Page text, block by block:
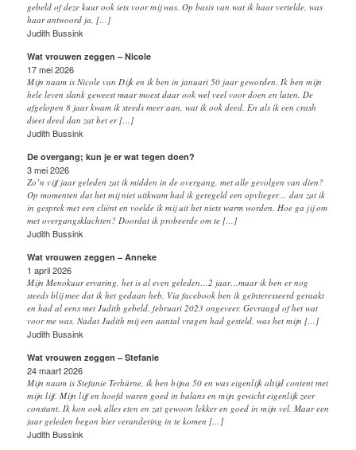
gebeld of deze kuur ook iets voor mij was. Op basis van wat ik haar vertelde, was
haar antwoord ja, […]
Judith Bussink
Wat vrouwen zeggen – Nicole
17 mei 2026
Mijn naam is Nicole van Dijk en ik ben in januari 50 jaar geworden. Ik ben mijn
hele leven slank geweest maar moest daar ook wel veel voor doen en laten. De
afgelopen 8 jaar kwam ik steeds meer aan, wat ik ook deed. En als ik een crash
dieet deed dan zat het er […]
Judith Bussink
De overgang; kun je er wat tegen doen?
3 mei 2026
Zo’n vijf jaar geleden zat ik midden in de overgang, met alle gevolgen van dien?
Op momenten dat het mij niet uitkwam had ik geregeld een opvlieger… dan zat ik
in gesprek met een cliënt en voelde ik mij uit het niets warm worden. Hoe ga jij om
met overgangsklachten? Doordat ik probeerde om te […]
Judith Bussink
Wat vrouwen zeggen – Anneke
1 april 2026
Mijn Menokuur ervaring, het is al even geleden…2 jaar…maar ik ben er nog
steeds blij mee dat ik het gedaan heb. Via facebook ben ik geïnteresseerd geraakt
en had al eens met Judith gebeld, februari 2023 ongeveer. Gevraagd of het wat
voor me was. Nadat Judith mij een aantal vragen had gesteld, was het mijn […]
Judith Bussink
Wat vrouwen zeggen – Stefanie
24 maart 2026
Mijn naam is Stefanie Terhürne, ik ben bijna 50 en was eigenlijk altijd content met
mijn lijf. Mijn lijf en hoofd waren goed in balans en mijn gewicht eigenlijk zeer
constant. Ik kon ook alles eten en zat gewoon lekker en goed in mijn vel. Maar een
jaar geleden begon hier verandering in te komen […]
Judith Bussink